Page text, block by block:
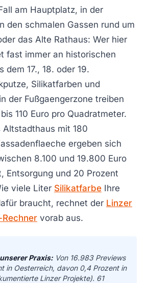
am Hauptplatz, in der
den schmalen Gassen rund um
das Alte Rathaus: Wer hier
fast immer an historischen
dem 17., 18. oder 19.
Silikatfarben und
der Fußgaengerzone treiben
110 Euro pro Quadratmeter.
Altstadthaus mit 180
ergeben sich
8.100 und 19.800 Euro
Entsorgung und 20 Prozent
viele Liter Silikatfarbe Ihre
braucht, rechnet der Linzer
vorab aus.
Praxis: Von 16.983 Previews
in Oesterreich, davon 0,4 Prozent in
Linzer Projekte). 61